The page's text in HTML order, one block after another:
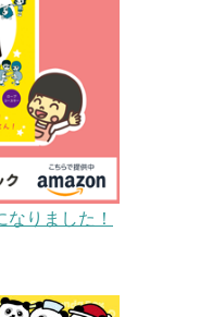
りました！